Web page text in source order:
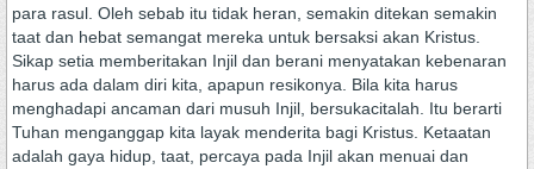
para rasul. Oleh sebab itu tidak heran, semakin ditekan semakin
taat dan hebat semangat mereka untuk bersaksi akan Kristus.
Sikap setia memberitakan Injil dan berani menyatakan kebenaran
harus ada dalam diri kita, apapun resikonya. Bila kita harus
menghadapi ancaman dari musuh Injil, bersukacitalah. Itu berarti
Tuhan menganggap kita layak menderita bagi Kristus. Ketaatan
adalah gaya hidup, taat, percaya pada Injil akan menuai dan